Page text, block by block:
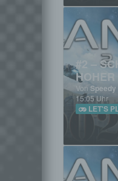
#2 –
HOHER
Von Speedy
15:05 Uhr
LET'S